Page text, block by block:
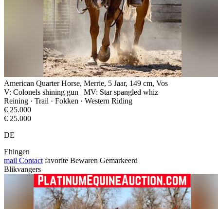
American Quarter Horse, Merrie, 5 Jaar, 149 cm, Vos
V: Colonels shining gun | MV: Star spangled whiz
Reining · Trail · Fokken · Western Riding
€ 25.000
€ 25.000
DE
Ehingen
mail Contact favorite Bewaren Gemarkeerd
Blikvangers